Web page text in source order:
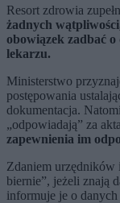
Resort zdrowia
żadnych
obowiązek zadbać
lekarzu.
Ministerstwo
postępowania
dokumentacja.
„odpowiadają” za
zapewnienia im
Zdaniem urzędników
biernie”, jeżeli znają
informuje je o